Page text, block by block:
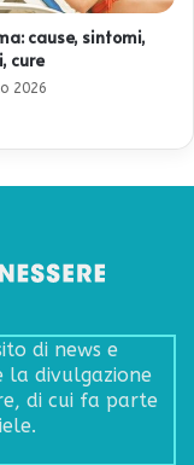
cause, sintomi,
cure
2026
di news e
la divulgazione
di cui fa parte